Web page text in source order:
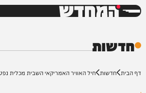
המחדש
חדשות
דף הבית חדשות חיל האוויר האמריקאי השבית מכלית